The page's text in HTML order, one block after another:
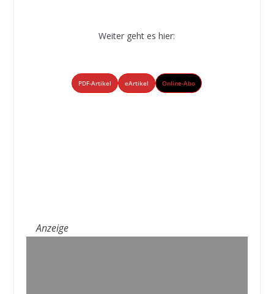
Weiter geht es hier:
PDF-Artikel eArtikel Online-Abo
Anzeige